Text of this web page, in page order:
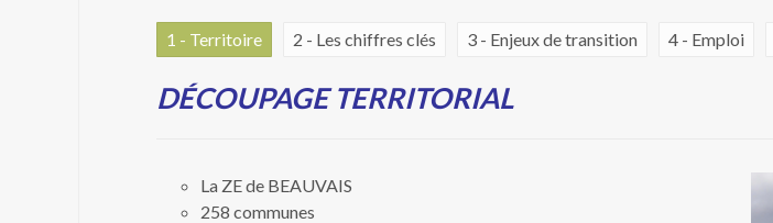
1 - Territoire 2 - Les chiffres clés 3 - Enjeux de transition 4 - Emploi
DÉCOUPAGE TERRITORIAL
La ZE de BEAUVAIS
258 communes